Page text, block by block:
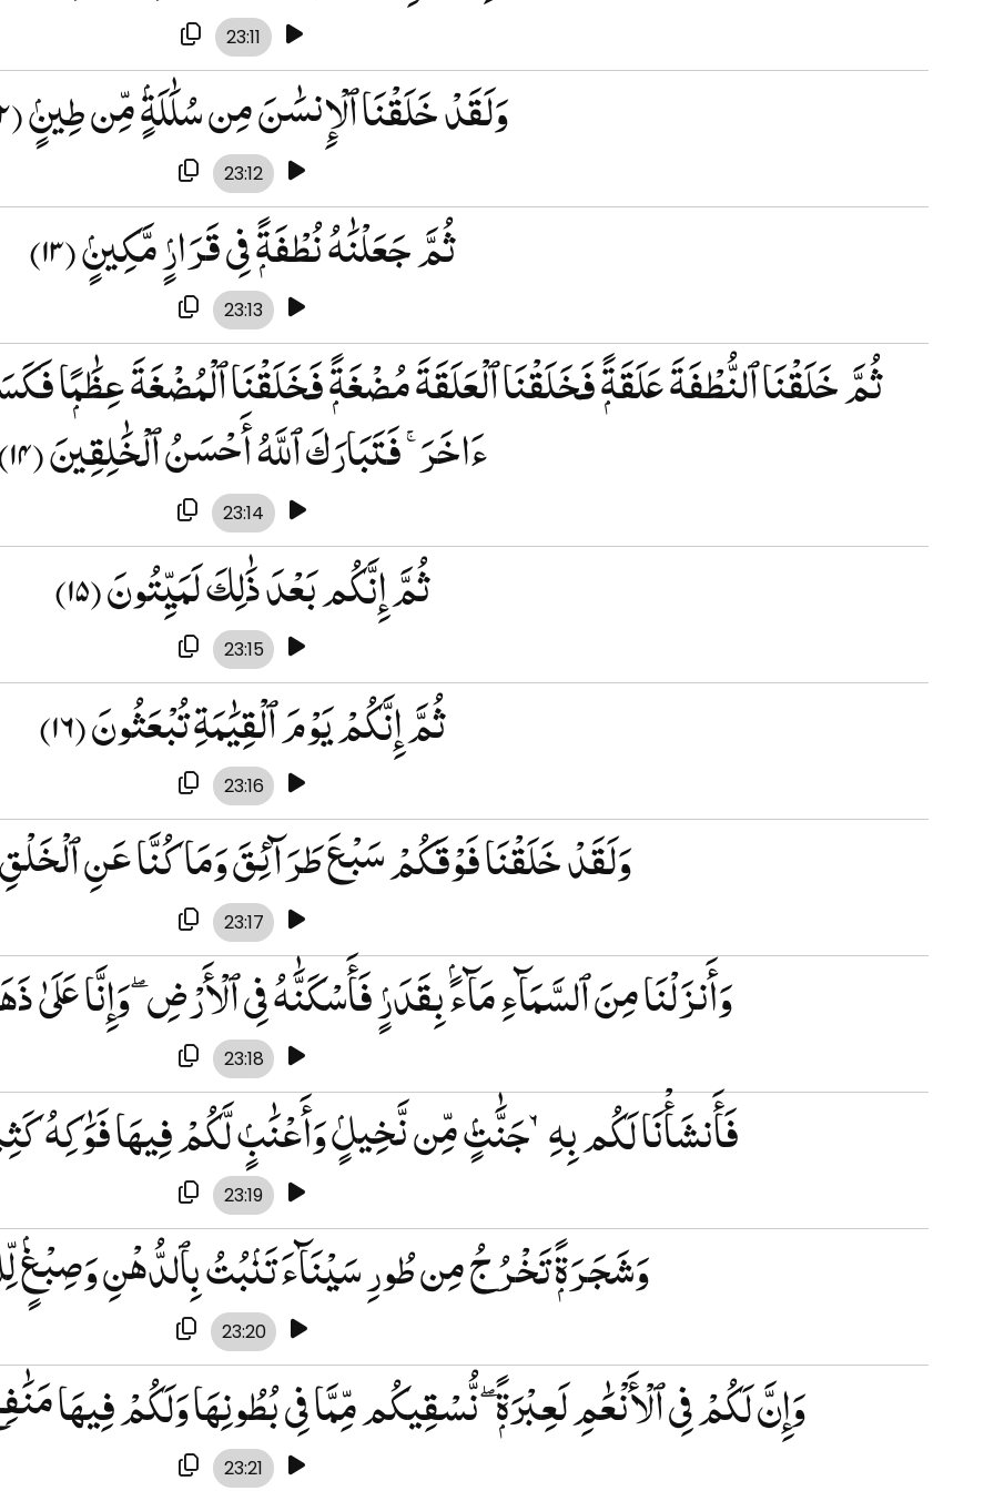
23:11
وَلَقَدْ خَلَقْنَا ٱلْإِنسَٰنَ مِن سُلَٰلَةٍۢ مِّن طِينٍۢ(۱۲)
23:12
ثُمَّ جَعَلْنَٰهُ نُطْفَةًۭ فِى قَرَارٍۢ مَّكِينٍۢ(۱۳)
23:13
ثُمَّ خَلَقْنَا ٱلنُّطْفَةَ عَلَقَةًۭ فَخَلَقْنَا ٱلْعَلَقَةَ مُضْغَةًۭ فَخَلَقْنَا ٱلْمُضْغَةَ عِظَٰمًۭا
ءَاخَرَ ۚ فَتَبَارَكَ ٱللَّهُ أَحْسَنُ ٱلْخَٰلِقِينَ(۱۴)
23:14
ثُمَّ إِنَّكُم بَعْدَ ذَٰلِكَ لَمَيِّتُونَ(۱۵)
23:15
ثُمَّ إِنَّكُمْ يَوْمَ ٱلْقِيَٰمَةِ تُبْعَثُونَ(۱۶)
23:16
وَلَقَدْ خَلَقْنَا فَوْقَكُمْ سَبْعَ طَرَآئِقَ وَمَا كُنَّا عَنِ
23:17
وَأَنزَلْنَا مِنَ ٱلسَّمَآءِ مَآءًۢ بِقَدَرٍۢ فَأَسْكَنَّٰهُ فِى ٱلْأَرْضِ ۖ وَإِنَّا
23:18
فَأَنشَأْنَا لَكُم بِهِۦ جَنَّٰتٍۢ مِّن نَّخِيلٍۢ وَأَعْنَٰبٍۢ لَّكُمْ فِيهَا فَوَٰكِهُ
23:19
وَشَجَرَةًۭ تَخْرُجُ مِن طُورِ سَيْنَآءَ تَنۢبُتُ بِٱلدُّهْنِ وَصِبْغٍۢ
23:20
وَإِنَّ لَكُمْ فِى ٱلْأَنْعَٰمِ لَعِبْرَةًۭ ۖ نُّسْقِيكُم مِّمَّا فِى بُطُونِهَا وَلَكُمْ فِيهَا
23:21